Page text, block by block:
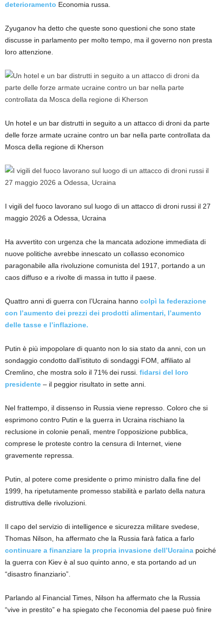
deterioramento Economia russa.
Zyuganov ha detto che queste sono questioni che sono state
discusse in parlamento per molto tempo, ma il governo non presta
loro attenzione.
Un hotel e un bar distrutti in seguito a un attacco di droni da parte
delle forze armate ucraine contro un bar nella parte controllata da
Mosca della regione di Kherson
I vigili del fuoco lavorano sul luogo di un attacco di droni russi il 27
maggio 2026 a Odessa, Ucraina
Ha avvertito con urgenza che la mancata adozione immediata di
nuove politiche avrebbe innescato un collasso economico
paragonabile alla rivoluzione comunista del 1917, portando a un
caos diffuso e a rivolte di massa in tutto il paese.
Quattro anni di guerra con l’Ucraina hanno colpì la federazione
con l’aumento dei prezzi dei prodotti alimentari, l’aumento
delle tasse e l’inflazione.
Putin è più impopolare di quanto non lo sia stato da anni, con un
sondaggio condotto dall’istituto di sondaggi FOM, affiliato al
Cremlino, che mostra solo il 71% dei russi. fidarsi del loro
presidente – il peggior risultato in sette anni.
Nel frattempo, il dissenso in Russia viene represso. Coloro che si
esprimono contro Putin e la guerra in Ucraina rischiano la
reclusione in colonie penali, mentre l’opposizione pubblica,
comprese le proteste contro la censura di Internet, viene
gravemente repressa.
Putin, al potere come presidente o primo ministro dalla fine del
1999, ha ripetutamente promesso stabilità e parlato della natura
distruttiva delle rivoluzioni.
Il capo del servizio di intelligence e sicurezza militare svedese,
Thomas Nilson, ha affermato che la Russia farà fatica a farlo
continuare a finanziare la propria invasione dell’Ucraina poiché
la guerra con Kiev è al suo quinto anno, e sta portando ad un
“disastro finanziario”.
Parlando al Financial Times, Nilson ha affermato che la Russia
“vive in prestito” e ha spiegato che l’economia del paese può finire